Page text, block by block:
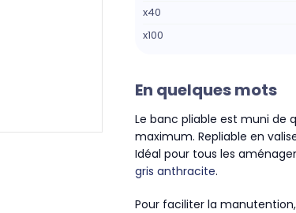
x40
x100
En quelques mots
Le banc pliable est muni de
maximum. Repliable en
Idéal pour tous les
gris anthracite.
Pour faciliter la